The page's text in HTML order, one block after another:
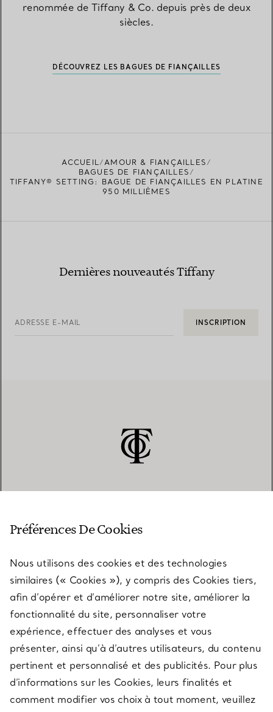
renommée de Tiffany & Co. depuis près de deux
siècles.
DÉCOUVREZ LES BAGUES DE FIANÇAILLES
ACCUEIL
AMOUR & FIANÇAILLES
BAGUES DE FIANÇAILLES
TIFFANY® SETTING: BAGUE DE FIANÇAILLES EN PLATINE
950 MILLIÈMES
Dernières nouveautés Tiffany
ADRESSE E-MAIL INSCRIPTION
SERVICES
À PROPOS
QUESTIONS LÉGALES
Préférences De Cookies
Nous utilisons des cookies et des technologies
similaires (« Cookies »), y compris des Cookies tiers,
afin d’opérer et d’améliorer notre site, améliorer la
fonctionnalité du site, personnaliser votre
expérience, effectuer des analyses et vous
présenter, ainsi qu’à d’autres utilisateurs, du contenu
pertinent et personnalisé et des publicités. Pour plus
d’informations sur les Cookies, leurs finalités et
comment modifier vos choix à tout moment, veuillez